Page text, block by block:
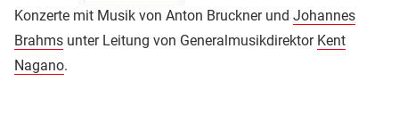
Konzerte mit Musik von Anton Bruckner und Johannes
Brahms unter Leitung von Generalmusikdirektor Kent
Nagano.